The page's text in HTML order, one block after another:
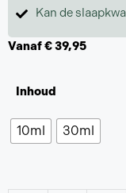
Kan de
Vanaf€39,95
Inhoud
10ml 30ml